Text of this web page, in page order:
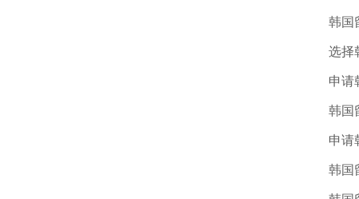
选
韩国
申请